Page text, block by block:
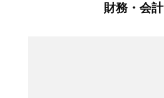
財務・会計